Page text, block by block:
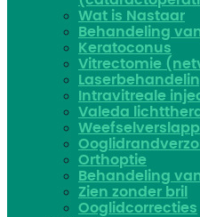
Wat is Nastaar
Behandeling
Keratoconus​
Vitrectomie
Intravitreale
Valeda
Orthoptie
Behandeling
Zien zonder bril
Ooglidcorrecties